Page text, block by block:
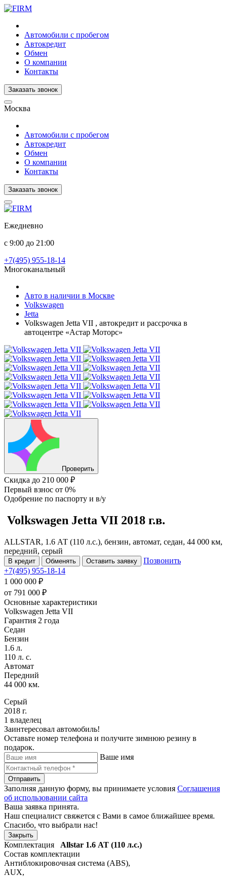
Автомобили с пробегом
Автокредит
Обмен
О компании
Контакты
Заказать звонок
Москва
Автомобили с пробегом
Автокредит
Обмен
О компании
Контакты
Заказать звонок
Ежедневно
с 9:00 до 21:00
+7(495) 955-18-14
Многоканальный
Авто в наличии в Москве
Volkswagen
Jetta
Volkswagen Jetta VII , автокредит и рассрочка в
автоцентре «Астар Моторс»
Проверить
Скидка до 210 000 ₽
Первый взнос от 0%
Одобрение по паспорту и в/у
Volkswagen Jetta VII 2018 г.в.
ALLSTAR, 1.6 АТ (110 л.с.), бензин, автомат, седан, 44 000 км,
передний, серый
В кредит Обменять Оставить заявку
Позвонить
+7(495) 955-18-14
1 000 000 ₽
от 791 000 ₽
Основные характеристики
Volkswagen Jetta VII
Гарантия 2 года
Седан
Бензин
1.6 л.
110 л. с.
Автомат
Передний
44 000 км.
Серый
2018 г.
1 владелец
Заинтересовал автомобиль!
Оставьте номер телефона и получите зимнюю резину в
подарок.
Ваше имя
Отправить
Заполняя данную форму, вы принимаете условия Соглашения
об использовании сайта
Ваша заявка принята.
Наш специалист свяжется с Вами в самое ближайшее время.
Спасибо, что выбрали нас!
Закрыть
Комплектация Allstar 1.6 АТ (110 л.с.)
Состав комплектации
Антиблокировочная система (ABS),
AUX,